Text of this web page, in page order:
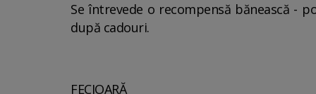
Se întrevede o recompensă bănească -
după cadouri.
FECIOARĂ